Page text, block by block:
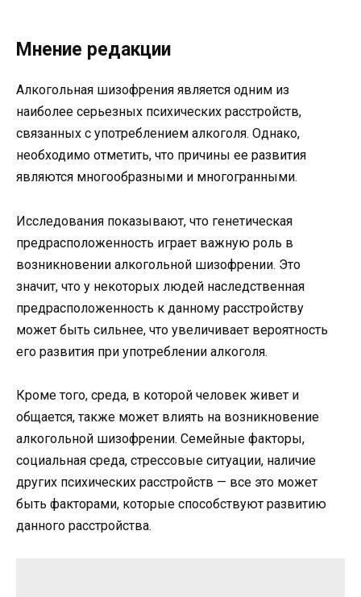
Мнение редакции
Алкогольная шизофрения является одним из
наиболее серьезных психических расстройств,
связанных с употреблением алкоголя. Однако,
необходимо отметить, что причины ее развития
являются многообразными и многогранными.
Исследования показывают, что генетическая
предрасположенность играет важную роль в
возникновении алкогольной шизофрении. Это
значит, что у некоторых людей наследственная
предрасположенность к данному расстройству
может быть сильнее, что увеличивает вероятность
его развития при употреблении алкоголя.
Кроме того, среда, в которой человек живет и
общается, также может влиять на возникновение
алкогольной шизофрении. Семейные факторы,
социальная среда, стрессовые ситуации, наличие
других психических расстройств — все это может
быть факторами, которые способствуют развитию
данного расстройства.